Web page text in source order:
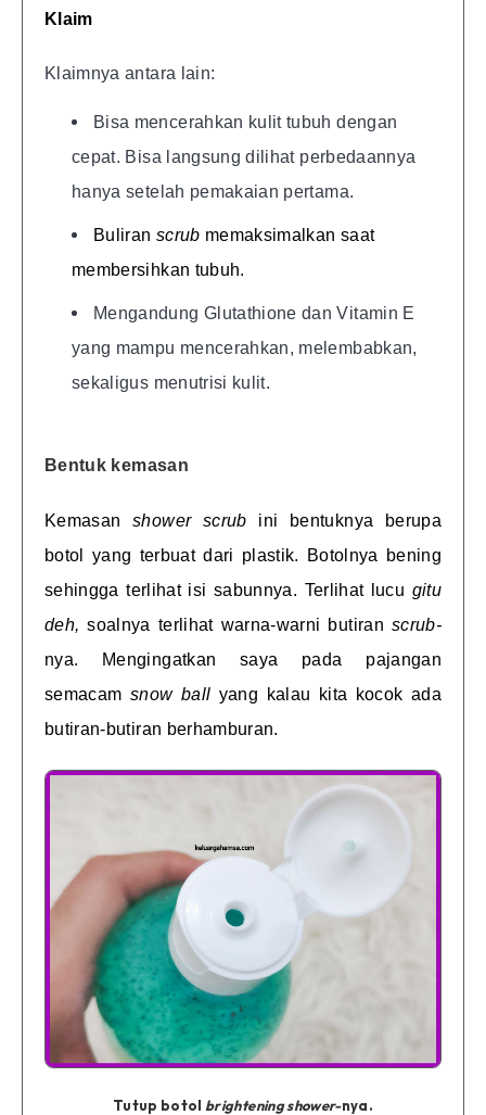
Klaim
Klaimnya antara lain:
Bisa mencerahkan kulit tubuh dengan
cepat. Bisa langsung dilihat perbedaannya
hanya setelah pemakaian pertama.
Buliran scrub memaksimalkan saat
membersihkan tubuh.
Mengandung Glutathione dan Vitamin E
yang mampu mencerahkan, melembabkan,
sekaligus menutrisi kulit.
Bentuk kemasan
Kemasanshower scrub ini bentuknya berupa
botol yang terbuat dari plastik. Botolnya bening
sehingga terlihat isi sabunnya. Terlihat lucu gitu
deh,soalnya terlihat warna-warni butiran scrub-
nya. Mengingatkan saya pada pajangan
semacam snow ball yang kalau kita kocok ada
butiran-butiran berhamburan.
Tutup botol brightening shower-nya.